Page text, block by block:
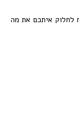
איתכם את מה